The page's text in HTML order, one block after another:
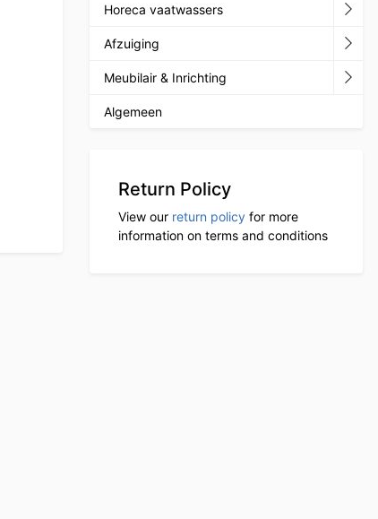
Horeca vaatwassers
Afzuiging
Meubilair & Inrichting
Algemeen
Return Policy
View our return policy for more
information on terms and conditions